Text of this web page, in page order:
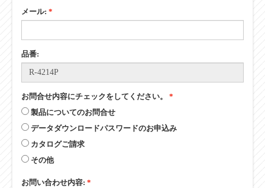
メール: *
品番:
お問合せ内容にチェックをしてください。 *
製品についてのお問合せ
データダウンロードパスワードのお申込み
カタログご請求
その他
お問い合わせ内容: *